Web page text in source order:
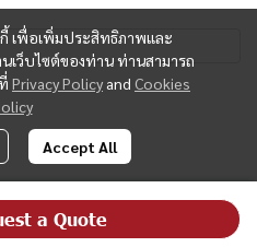
a Quote
เพื่อเพิ่มประสิทธิภาพและ
เว็บไซต์ของท่าน ท่านสามารถ
Privacy Policy and Cookies
Accept All
| Powered by MWE
MakeWebEasy